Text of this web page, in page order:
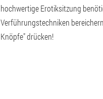
hochwertige Erotiksitzung
Verführungstechniken
Knöpfe" drücken!